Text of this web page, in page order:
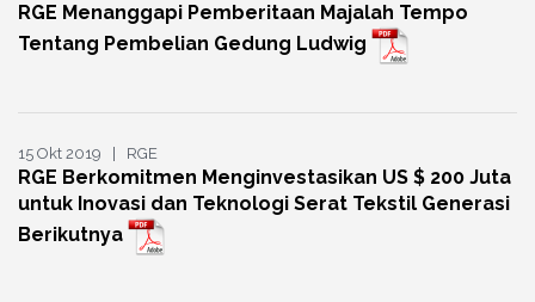
RGE Menanggapi Pemberitaan Majalah Tempo
Tentang Pembelian Gedung Ludwig
15 Okt 2019 | RGE
RGE Berkomitmen Menginvestasikan US $ 200 Juta
untuk Inovasi dan Teknologi Serat Tekstil Generasi
Berikutnya